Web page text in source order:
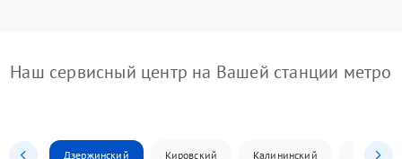
Наш сервисный центр на Вашей станции метро
Дзержинский Кировский Калининский